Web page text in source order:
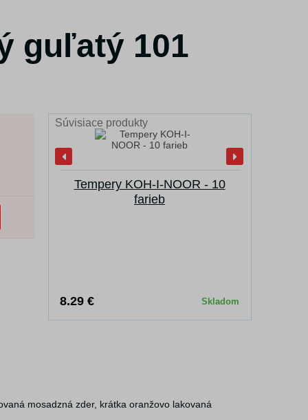
guľatý 101
Súvisiace produkty
Tempery KOH-I-NOOR - 10
farieb
8.29 € Skladom
mosadzná zder, krátka oranžovo lakovaná